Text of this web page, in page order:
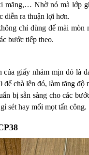
măng,… Nhờ nó mà lớp
diễn ra thuận lợi hơn.
chỉ dùng để mài mòn
bước tiếp theo.
giấy nhám mịn đó là
chà lên đó, làm tăng độ
bị sẵn sàng cho các
sét hay mối mọt tấn công.